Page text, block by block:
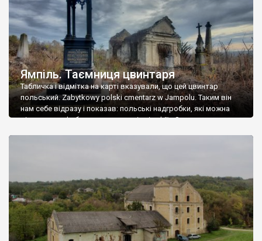
Ямпіль. Таємниця цвинтаря
Табличка і відмітка на карті вказували, що цей цвинтар
польський. Zabytkowy polski cmentarz w Jampolu. Таким він
нам себе відразу і показав: польські надгробки, які можна
віднести до фабричних, польські епітафії… Загалом цвинтар